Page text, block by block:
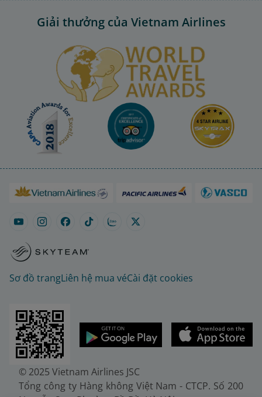
Giải thưởng của Vietnam Airlines
Sơ đồ trangLiên hệ mua véCài đặt cookies
© 2025 Vietnam Airlines JSC
Tổng công ty Hàng không Việt Nam - CTCP. Số 200